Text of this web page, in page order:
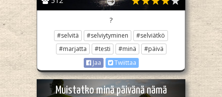
?
#selvitä #selviytyminen
#selviätkö
#marjatta
#testi #minä
#päivä
Jaa
Twiittaa
Muistatko minä päivänä nämä